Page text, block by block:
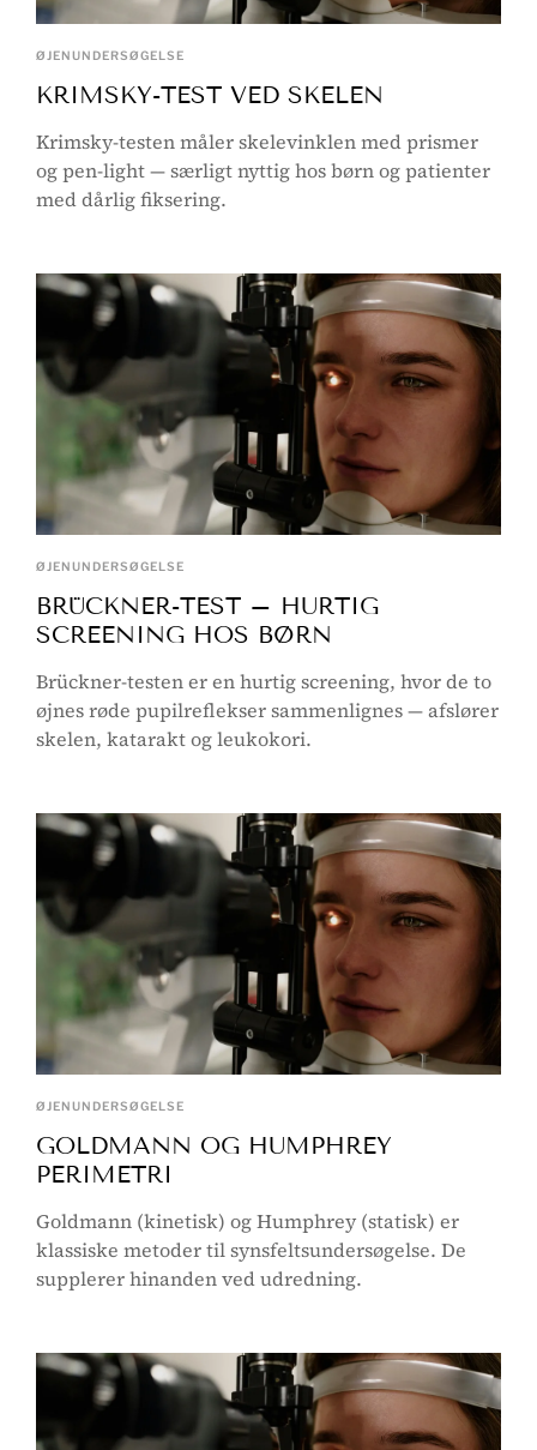
ØJENUNDERSØGELSE
KRIMSKY-TEST VED SKELEN
Krimsky-testen måler skelevinklen med prismer
og pen-light — særligt nyttig hos børn og patienter
med dårlig fiksering.
ØJENUNDERSØGELSE
BRÜCKNER-TEST – HURTIG
SCREENING HOS BØRN
Brückner-testen er en hurtig screening, hvor de to
øjnes røde pupilreflekser sammenlignes — afslører
skelen, katarakt og leukokori.
ØJENUNDERSØGELSE
GOLDMANN OG HUMPHREY
PERIMETRI
Goldmann (kinetisk) og Humphrey (statisk) er
klassiske metoder til synsfeltsundersøgelse. De
supplerer hinanden ved udredning.